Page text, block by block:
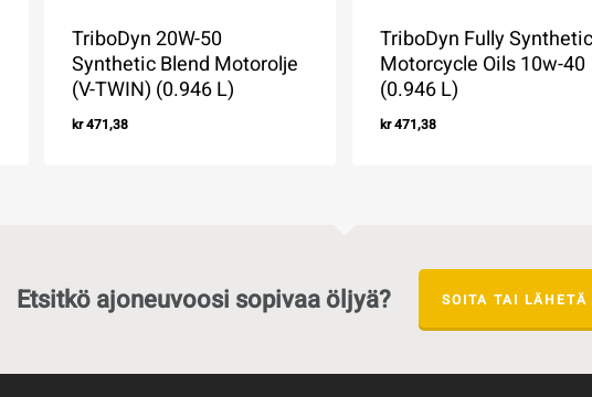
TriboDyn 20W-50
Synthetic Blend Motorolje
(V-TWIN) (0.946 L)
kr471,38
TriboDyn Fully Synthetic
Motorcycle Oils 10w-40
(0.946 L)
kr471,38
Etsitkö ajoneuvoosi sopivaa öljyä? SOITA TAI